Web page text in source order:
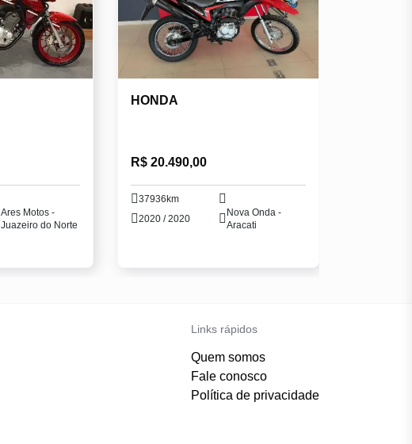
Ares Motos -
Juazeiro do Norte
HONDA
R$ 20.490,00
37936km
2020 / 2020
Nova Onda -
Aracati
Links rápidos
Quem somos
Fale conosco
Política de privacidade